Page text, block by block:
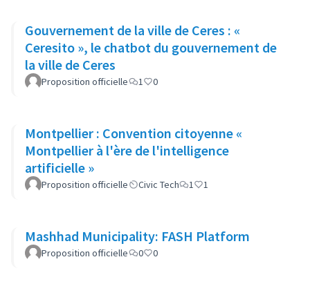
Gouvernement de la ville de Ceres : «
Ceresito », le chatbot du gouvernement de
la ville de Ceres
Proposition officielle 1 0
Montpellier : Convention citoyenne «
Montpellier à l'ère de l'intelligence
artificielle »
Proposition officielle Civic Tech 1 1
Mashhad Municipality: FASH Platform
Proposition officielle 0 0